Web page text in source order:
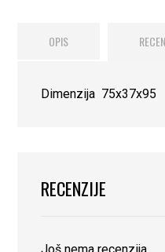
OPIS
Dimenzija 75x37x95
RECENZIJE